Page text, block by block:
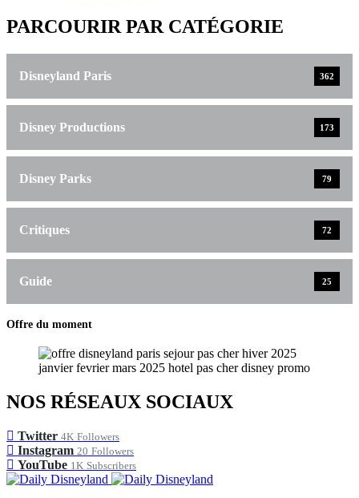
PARCOURIR PAR CATÉGORIE
Disneyland Paris 362
Disney Productions 173
Disney Parks 79
Critiques 72
Guide 25
Offre du moment
NOS RÉSEAUX SOCIAUX
Twitter 4K Followers
Instagram 20 Followers
YouTube 1K Subscribers